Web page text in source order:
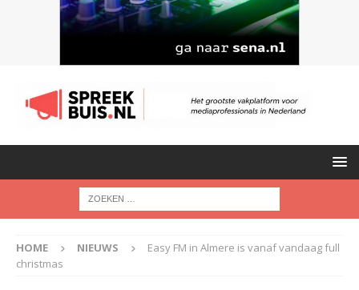
HOME NIEUWS
Easy FM in Almere is vanaf vandaag full
christmas